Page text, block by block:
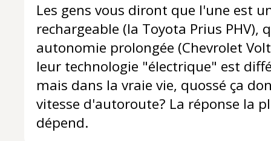
Les gens vous diront que l'une est
rechargeable (la Toyota Prius PHV),
autonomie prolongée (Chevrolet
leur technologie "électrique" est
mais dans la vraie vie, quossé ça
vitesse d'autoroute? La réponse la
dépend.